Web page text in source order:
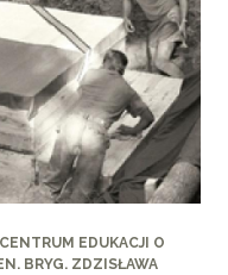
EDUKACJI O
BRYG. ZDZISŁAWA